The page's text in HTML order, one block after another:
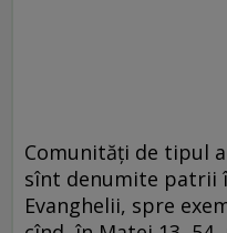
Comunități de tipul
sînt denumite patrii
Evanghelii, spre